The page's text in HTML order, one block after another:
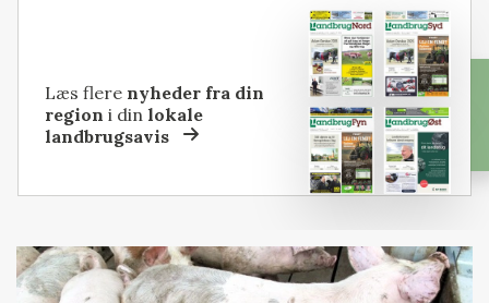
Læs flere nyheder fra din
region i dinlokale
landbrugsavis